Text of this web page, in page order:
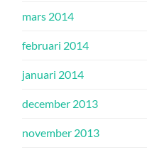
mars 2014
februari 2014
januari 2014
december 2013
november 2013